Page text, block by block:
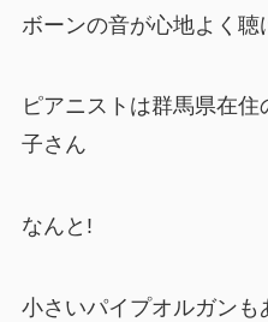
ボーンの音が心地よく聴
ピアニストは群馬県在
子さん
なんと!
小さいパイプオルガンも